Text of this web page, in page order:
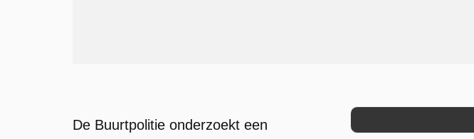
De Buurtpolitie onderzoekt een